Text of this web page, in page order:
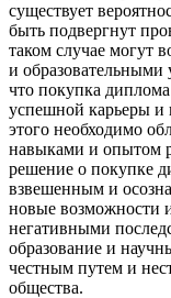
существует
быть подвергнут
таком случае могут
и
что покупка диплома
успешной карьеры и
этого необходимо
навыками и опытом
решение о покупке
взвешенным и
новые возможности
негативными
образование и
честным путем и
общества.